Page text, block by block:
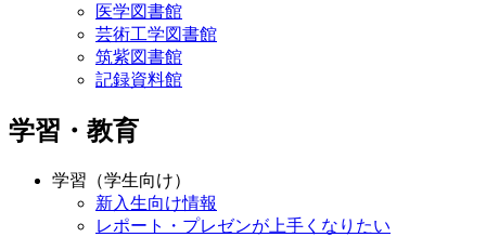
医学図書館
芸術工学図書館
筑紫図書館
記録資料館
学習・教育
学習（学生向け）
新入生向け情報
レポート・プレゼンが上手くなりたい